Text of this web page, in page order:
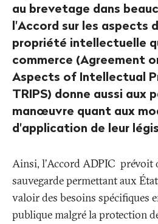
au brevetage dans
l'Accord sur les aspects
propriété intellectuelle
commerce (Agreement
Aspects of Intellectual
TRIPS) donne aussi aux
manœuvre quant aux
d'application de leur
Ainsi, l’Accord ADPIC prévoit
sauvegarde permettant aux
valoir des besoins spécifiques
publique malgré la protection